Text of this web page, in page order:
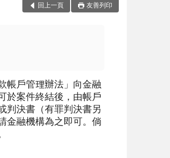
回上一頁 友善列印
帳戶管理辦法」向金融
於案件終結後，由帳戶
判決書（有罪判決書另
金融機構為之即可。倘